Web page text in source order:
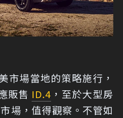
市場當地的策略施行，
販售 ID.4 ，至於大型房
場，值得觀察。不管如